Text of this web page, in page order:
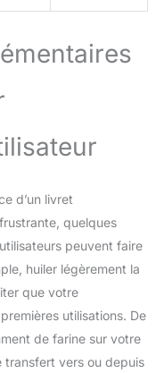
d’un livret
quelques
peuvent faire
huiler légèrement la
que votre
utilisations. De
de farine sur votre
transfert vers ou depuis